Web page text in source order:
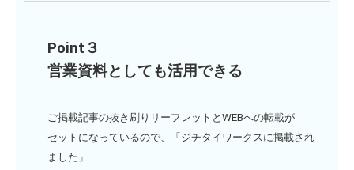
Point３
営業資料としても活用できる
ご掲載記事の抜き刷りリーフレットとWEBへの転載が
セットになっているので、「ジチタイワークスに掲載され
ました」